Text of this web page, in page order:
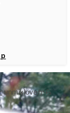
unmixloveから